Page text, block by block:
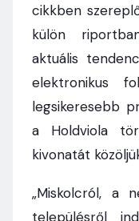
cikkben
külön
aktuális
elektronikus
legsikeresebb
a Holdviola
kivonatát
„Miskolcról, a
településről